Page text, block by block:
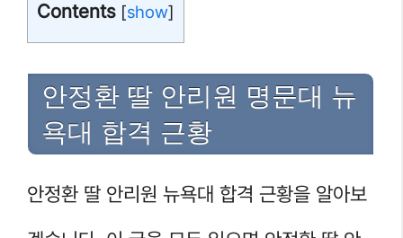
Contents [show]
안정환 딸 안리원 명문대 뉴
욕대 합격 근황
안정환 딸 안리원 뉴욕대 합격 근황을 알아보